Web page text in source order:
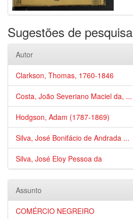
Sugestões de pesquisa
Autor
Clarkson, Thomas, 1760-1846
Costa, João Severiano Maciel da, ...
Hodgson, Adam (1787-1869)
Silva, José Bonifácio de Andrada ...
Silva, José Eloy Pessoa da
Assunto
COMÉRCIO NEGREIRO